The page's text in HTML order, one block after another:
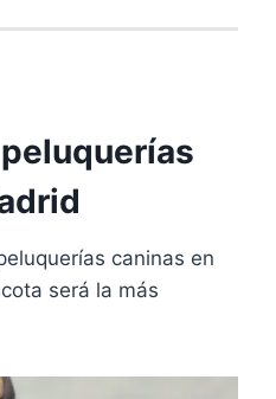
caninas en
será la más